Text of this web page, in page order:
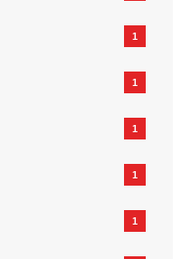
1
1
1
1
1